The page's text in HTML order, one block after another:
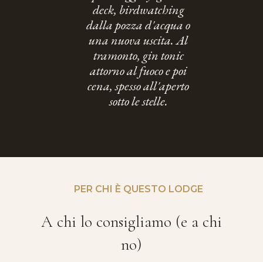
deck, birdwatching
dalla pozza d'acqua o
una nuova uscita. Al
tramonto, gin tonic
attorno al fuoco e poi
cena, spesso all'aperto
sotto le stelle.
PER CHI È QUESTO LODGE
A chi lo consigliamo (e a chi
no)